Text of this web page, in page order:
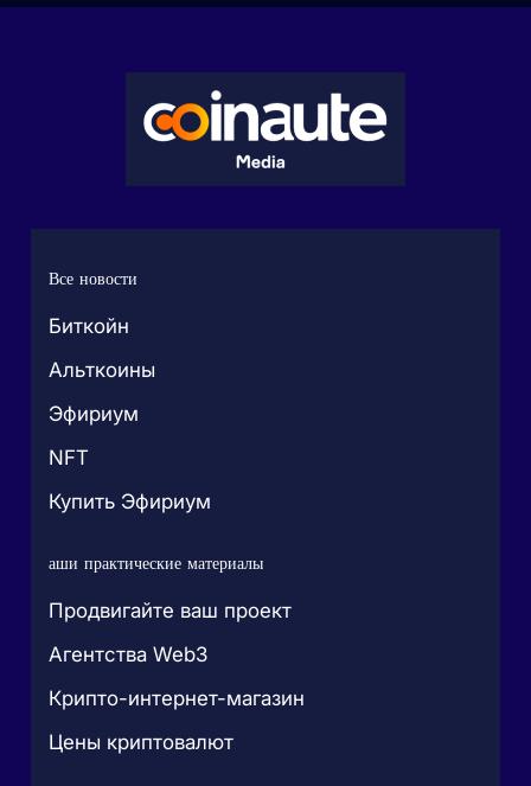
Все новости
Биткойн
Альткоины
Эфириум
NFT
Купить Эфириум
аши практические материалы
Продвигайте ваш проект
Агентства Web3
Крипто-интернет-магазин
Цены криптовалют